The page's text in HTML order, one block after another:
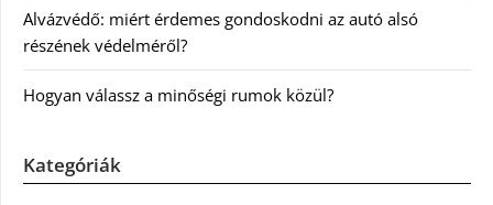
Alvázvédő: miért érdemes gondoskodni az autó alsó
részének védelméről?
Hogyan válassz a minőségi rumok közül?
Kategóriák